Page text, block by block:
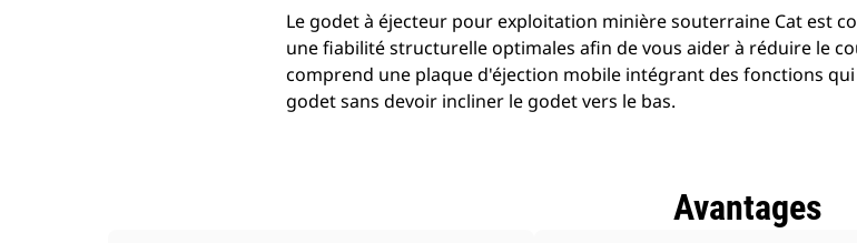
Le godet à éjecteur pour exploitation minière souterraine Cat est
une fiabilité structurelle optimales afin de vous aider à réduire le
comprend une plaque d'éjection mobile intégrant des fonctions
godet sans devoir incliner le godet vers le bas.
Avantages